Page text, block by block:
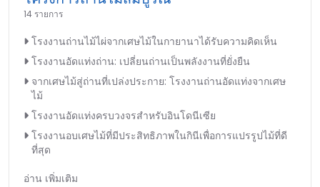
14 รายการ
โรงงานถ่านไม้ไผ่จากเศษไม้ในกายานาได้รับความคิดเห็น
โรงงานอัดแท่งถ่าน: เปลี่ยนถ่านเป็นพลังงานที่ยั่งยืน
จากเศษไม้สู่ถ่านที่เปล่งประกาย: โรงงานถ่านอัดแท่งจากเศษ
ไม้
โรงงานอัดแท่งครบวงจรสำหรับอินโดนีเซีย
โรงงานอบเศษไม้ที่มีประสิทธิภาพในกินีเพื่อการแปรรูปไม้ที่ดี
ที่สุด
อ่าน เพิ่มเติม